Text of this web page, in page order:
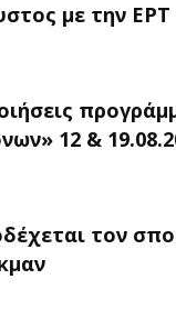
με την ΕΡΤ
12 &
τον